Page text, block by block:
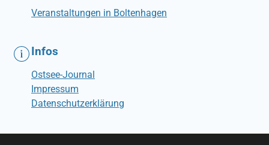
Veranstaltungen in Boltenhagen
Infos
Ostsee-Journal
Impressum
Datenschutzerklärung